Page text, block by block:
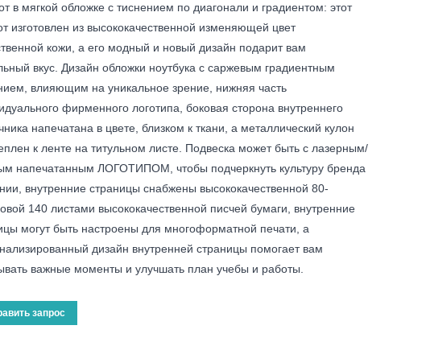
в мягкой обложке с тиснением по диагонали и градиентом: этот
изготовлен из высококачественной изменяющей цвет
кожи, а его модный и новый дизайн подарит вам
вкус. Дизайн обложки ноутбука с саржевым градиентным
влияющим на уникальное зрение, нижняя часть
фирменного логотипа, боковая сторона внутреннего
напечатана в цвете, близком к ткани, а металлический кулон
к ленте на титульном листе. Подвеска может быть с лазерным/
напечатанным ЛОГОТИПОМ, чтобы подчеркнуть культуру бренда
внутренние страницы снабжены высококачественной 80-
140 листами высококачественной писчей бумаги, внутренние
могут быть настроены для многоформатной печати, а
дизайн внутренней страницы помогает вам
важные моменты и улучшать план учебы и работы.
запрос